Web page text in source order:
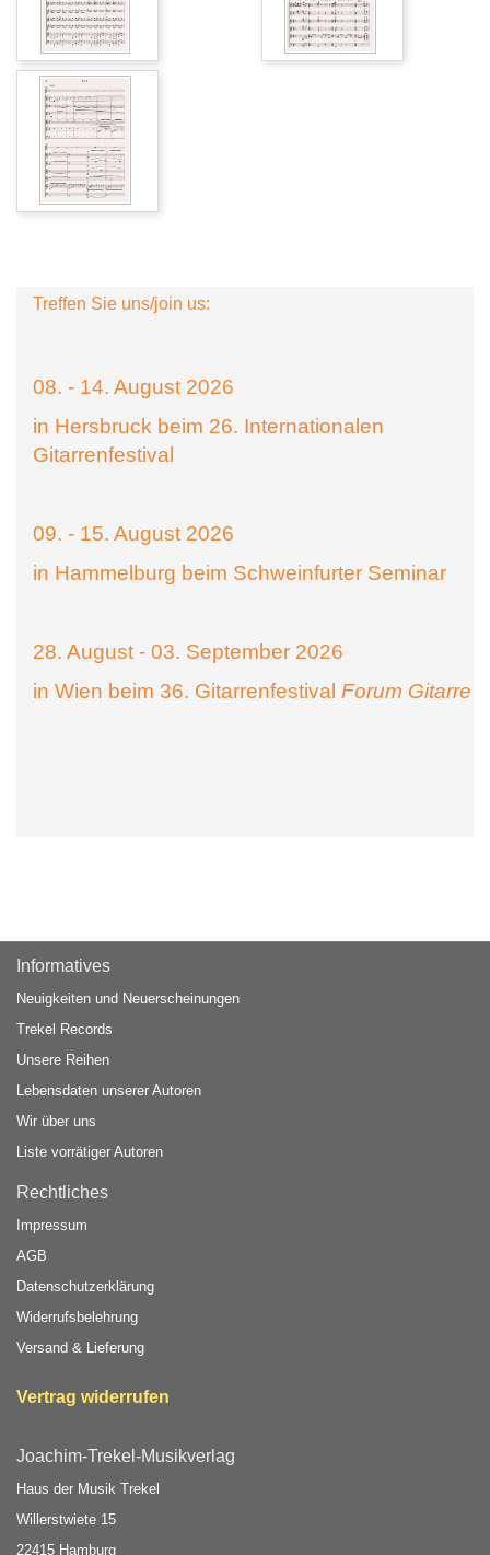
Treffen Sie uns/join us:
08. - 14. August 2026
in Hersbruck beim 26. Internationalen
Gitarrenfestival
09. - 15. August 2026
in Hammelburg beim Schweinfurter Seminar
28. August - 03. September 2026
in Wien beim 36. Gitarrenfestival Forum Gitarre
Informatives
Neuigkeiten und Neuerscheinungen
Trekel Records
Unsere Reihen
Lebensdaten unserer Autoren
Wir über uns
Liste vorrätiger Autoren
Rechtliches
Impressum
AGB
Datenschutzerklärung
Widerrufsbelehrung
Versand & Lieferung
Vertrag widerrufen
Joachim-Trekel-Musikverlag
Haus der Musik Trekel
Willerstwiete 15
22415 Hamburg